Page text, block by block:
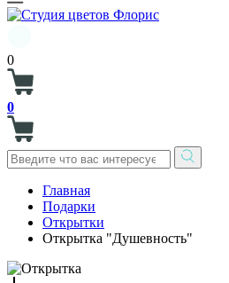
0
0
Главная
Подарки
Открытки
Открытка "Душевность"